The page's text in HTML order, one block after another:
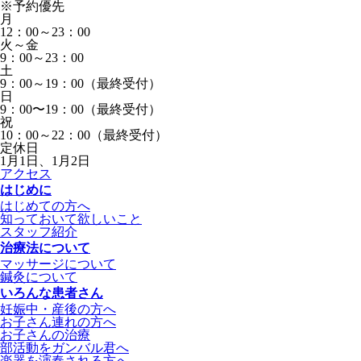
※予約優先
月
12：00～23：00
火～金
9：00～23：00
土
9：00～19：00（最終受付）
日
9：00〜19：00（最終受付）
祝
10：00～22：00（最終受付）
定休日
1月1日、1月2日
アクセス
はじめに
はじめての方へ
知っておいて欲しいこと
スタッフ紹介
治療法について
マッサージについて
鍼灸について
いろんな患者さん
妊娠中・産後の方へ
お子さん連れの方へ
お子さんの治療
部活動をガンバル君へ